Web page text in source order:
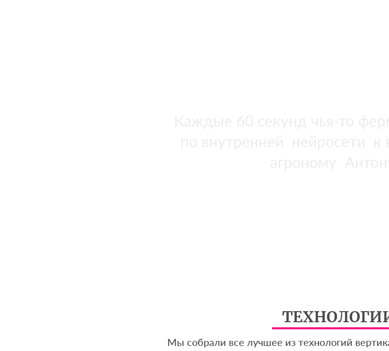
Мы собрали все лучшее из технологий